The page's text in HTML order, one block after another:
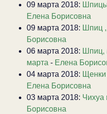
09 марта 2018:
Елена Борисовна
09 марта 2018: Шпиц ,
Борисовна
06 марта 2018: Шпиц,
марта - Елена
04 марта 2018:
Елена Борисовна
03 марта 2018: Чихуа
Борисовна